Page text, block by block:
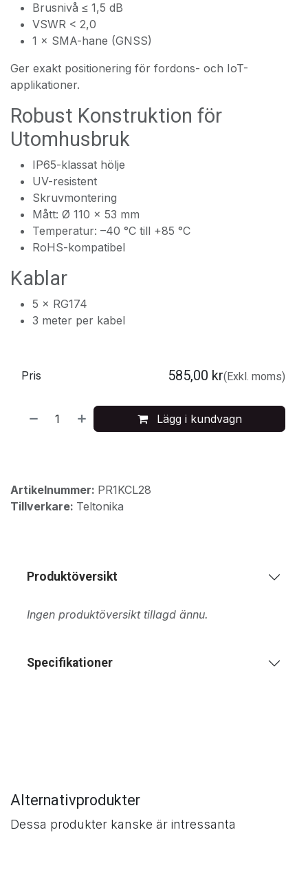
Brusnivå ≤ 1,5 dB
VSWR < 2,0
1 × SMA-hane (GNSS)
Ger exakt positionering för fordons- och IoT-
applikationer.
Robust Konstruktion för
Utomhusbruk
IP65-klassat hölje
UV-resistent
Skruvmontering
Mått: Ø 110 × 53 mm
Temperatur: –40 °C till +85 °C
RoHS-kompatibel
Kablar
5 × RG174
3 meter per kabel
Lägg i kundvagn
Pris 585,00 kr(Exkl. moms)
Artikelnummer: PR1KCL28
Tillverkare: Teltonika
Produktöversikt
Ingen produktöversikt tillagd ännu.
Specifikationer
Alternativprodukter
Dessa produkter kanske är intressanta